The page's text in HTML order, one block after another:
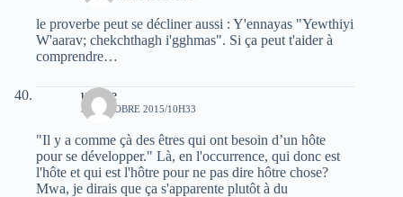
le proverbe peut se décliner aussi : Y'ennayas "Yewthiyi
W'aarav; chekchthagh i'gghmas". Si ça peut t'aider à
comprendre…
urfane
30 OCTOBRE 2015/10H33
"Il y a comme çà des êtres qui ont besoin d’un hôte
pour se développer." Là, en l'occurrence, qui donc est
l'hôte et qui est l'hôtre pour ne pas dire hôtre chose?
Mwa, je dirais que ça s'apparente plutôt à du